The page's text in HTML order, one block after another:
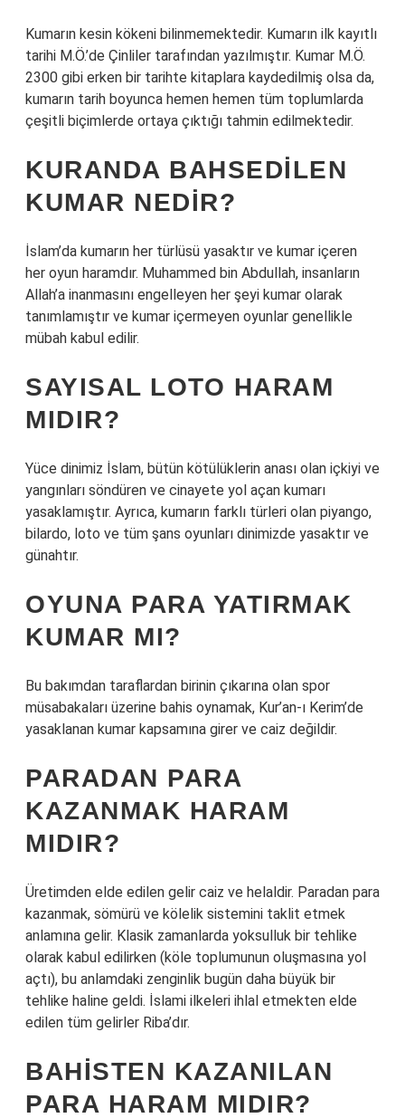
Kumarın kesin kökeni bilinmemektedir. Kumarın ilk kayıtlı
tarihi M.Ö.’de Çinliler tarafından yazılmıştır. Kumar M.Ö.
2300 gibi erken bir tarihte kitaplara kaydedilmiş olsa da,
kumarın tarih boyunca hemen hemen tüm toplumlarda
çeşitli biçimlerde ortaya çıktığı tahmin edilmektedir.
KURANDA BAHSEDILEN
KUMAR NEDIR?
İslam’da kumarın her türlüsü yasaktır ve kumar içeren
her oyun haramdır. Muhammed bin Abdullah, insanların
Allah’a inanmasını engelleyen her şeyi kumar olarak
tanımlamıştır ve kumar içermeyen oyunlar genellikle
mübah kabul edilir.
SAYISAL LOTO HARAM
MIDIR?
Yüce dinimiz İslam, bütün kötülüklerin anası olan içkiyi ve
yangınları söndüren ve cinayete yol açan kumarı
yasaklamıştır. Ayrıca, kumarın farklı türleri olan piyango,
bilardo, loto ve tüm şans oyunları dinimizde yasaktır ve
günahtır.
OYUNA PARA YATIRMAK
KUMAR MI?
Bu bakımdan taraflardan birinin çıkarına olan spor
müsabakaları üzerine bahis oynamak, Kur’an-ı Kerim’de
yasaklanan kumar kapsamına girer ve caiz değildir.
PARADAN PARA
KAZANMAK HARAM
MIDIR?
Üretimden elde edilen gelir caiz ve helaldir. Paradan para
kazanmak, sömürü ve kölelik sistemini taklit etmek
anlamına gelir. Klasik zamanlarda yoksulluk bir tehlike
olarak kabul edilirken (köle toplumunun oluşmasına yol
açtı), bu anlamdaki zenginlik bugün daha büyük bir
tehlike haline geldi. İslami ilkeleri ihlal etmekten elde
edilen tüm gelirler Riba’dır.
BAHISTEN KAZANILAN
PARA HARAM MIDIR?